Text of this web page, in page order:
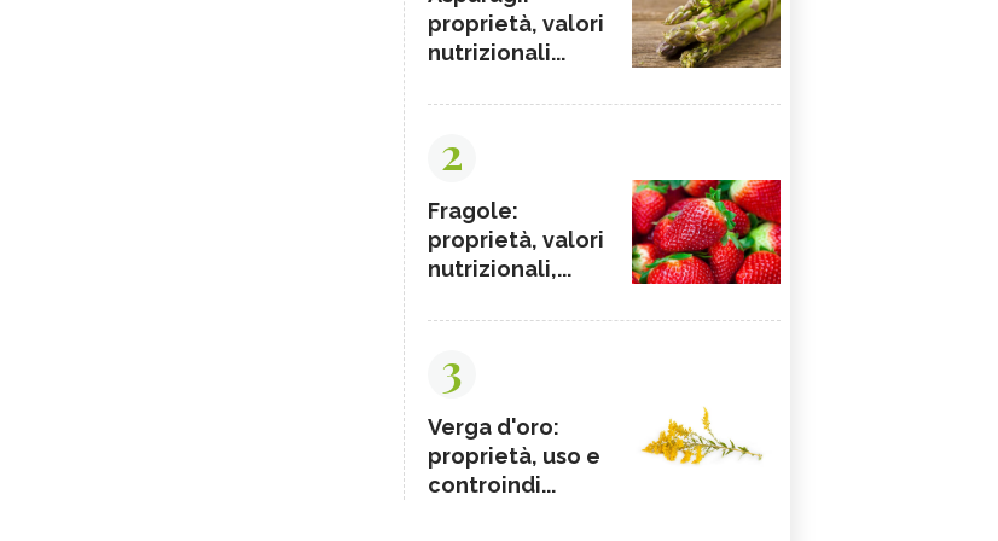
proprietà, valori
nutrizionali...
2
Fragole:
proprietà, valori
nutrizionali,...
3
Verga d'oro:
proprietà, uso e
controindi...